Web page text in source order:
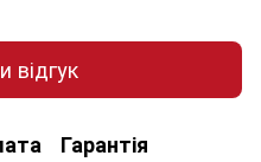
відгук
Гарантія